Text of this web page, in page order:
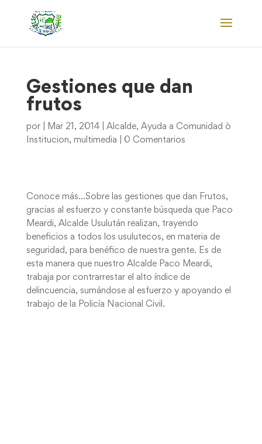
Gestiones que dan
frutos
por Mar 21, 2014| Alcalde, Ayuda a Comunidad ò
Institucion, multimedia 0 Comentarios
Conoce más…Sobre las gestiones que dan Frutos,
gracias al esfuerzo y constante búsqueda que Paco
Meardi, Alcalde Usulután realizan, trayendo
beneficios a todos los usulutecos, en materia de
seguridad, para benéfico de nuestra gente. Es de
esta manera que nuestro Alcalde Paco Meardi,
trabaja por contrarrestar el alto índice de
delincuencia, sumándose al esfuerzo y apoyando el
trabajo de la Policía Nacional Civil.